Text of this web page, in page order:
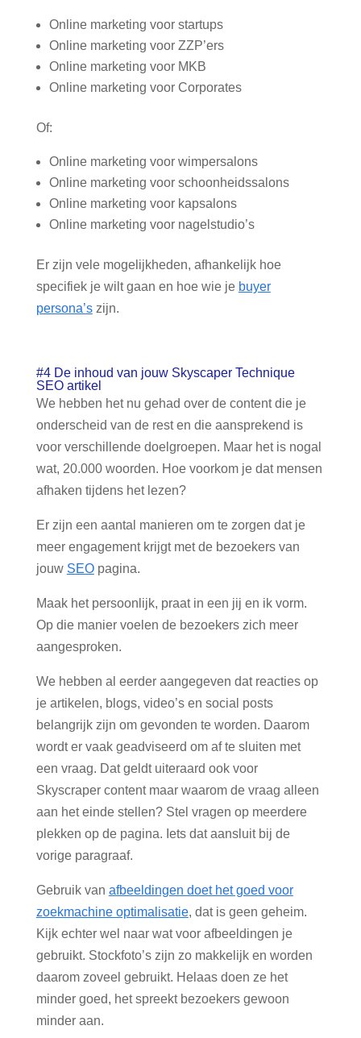
Online marketing voor startups
Online marketing voor ZZP’ers
Online marketing voor MKB
Online marketing voor Corporates
Of:
Online marketing voor wimpersalons
Online marketing voor schoonheidssalons
Online marketing voor kapsalons
Online marketing voor nagelstudio’s
Er zijn vele mogelijkheden, afhankelijk hoe
specifiek je wilt gaan en hoe wie je buyer
persona’szijn.
#4 De inhoud van jouw Skyscaper Technique
SEO artikel
We hebben het nu gehad over de content die je
onderscheid van de rest en die aansprekend is
voor verschillende doelgroepen. Maar het is nogal
wat, 20.000 woorden. Hoe voorkom je dat mensen
afhaken tijdens het lezen?
Er zijn een aantal manieren om te zorgen dat je
meer engagement krijgt met de bezoekers van
jouw SEOpagina.
Maak het persoonlijk, praat in een jij en ik vorm.
Op die manier voelen de bezoekers zich meer
aangesproken.
We hebben al eerder aangegeven dat reacties op
je artikelen, blogs, video’s en social posts
belangrijk zijn om gevonden te worden. Daarom
wordt er vaak geadviseerd om af te sluiten met
een vraag. Dat geldt uiteraard ook voor
Skyscraper content maar waarom de vraag alleen
aan het einde stellen? Stel vragen op meerdere
plekken op de pagina. Iets dat aansluit bij de
vorige paragraaf.
Gebruik van afbeeldingen doet het goed voor
zoekmachine optimalisatie, dat is geen geheim.
Kijk echter wel naar wat voor afbeeldingen je
gebruikt. Stockfoto’s zijn zo makkelijk en worden
daarom zoveel gebruikt. Helaas doen ze het
minder goed, het spreekt bezoekers gewoon
minder aan.